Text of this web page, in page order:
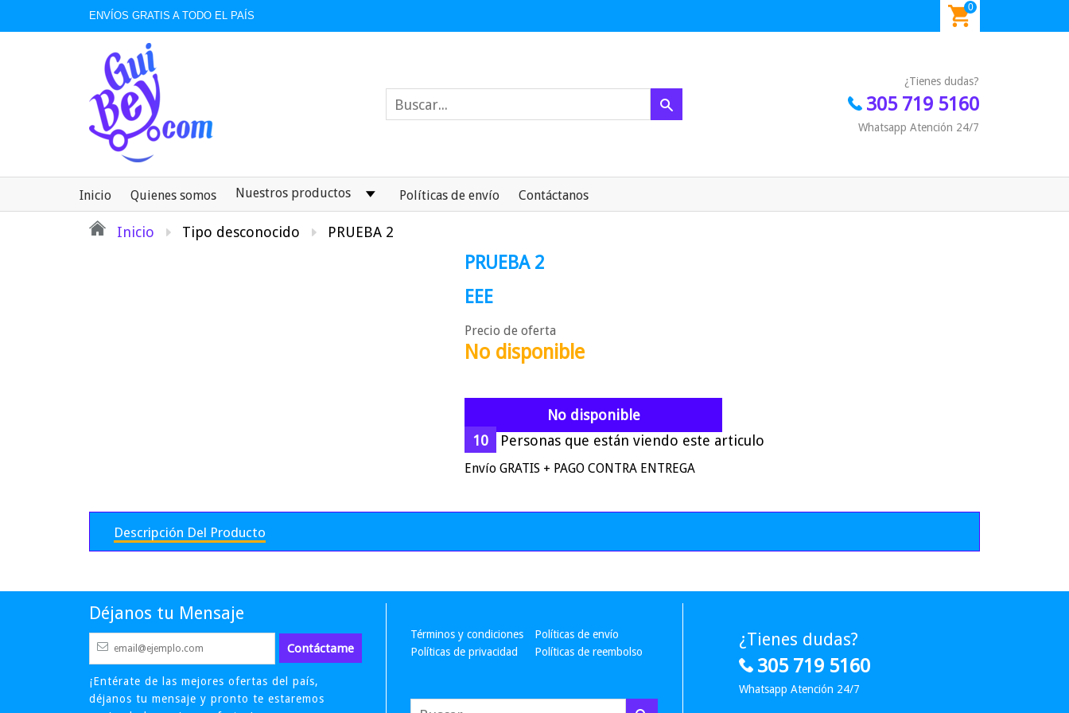
ENVÍOS GRATIS A TODO EL PAÍS
0
¿Tienes dudas?
305 719 5160
Whatsapp Atención 24/7
Inicio Quienes somos Nuestros productos Políticas de envío Contáctanos
Inicio Tipo desconocido PRUEBA 2
PRUEBA 2
EEE
Precio de oferta
No disponible
No disponible
10
Personas que están viendo este articulo
Envío GRATIS + PAGO CONTRA ENTREGA
Descripción Del Producto
Déjanos tu Mensaje
¡Entérate de las mejores ofertas del país,
déjanos tu mensaje y pronto te estaremos
Términos y condiciones
Políticas de envío
Políticas de privacidad
Políticas de reembolso
¿Tienes dudas?
305 719 5160
Whatsapp Atención 24/7